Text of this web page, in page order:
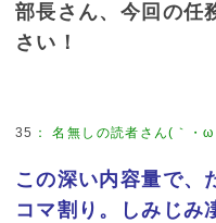
部長さん、今回の任
さい！
35 ：名無しの読者さん(｀・ω
この深い内容量で、
コマ割り。しみじみ